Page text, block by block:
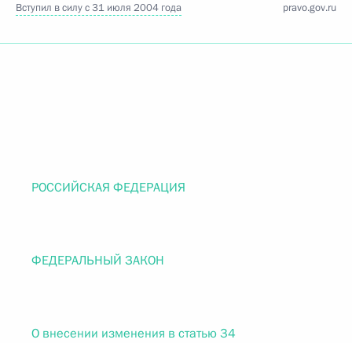
Вступил в силу с 31 июля 2004 года pravo.gov.ru
РОССИЙСКАЯ ФЕДЕРАЦИЯ
ФЕДЕРАЛЬНЫЙ ЗАКОН
О внесении изменения в статью 34